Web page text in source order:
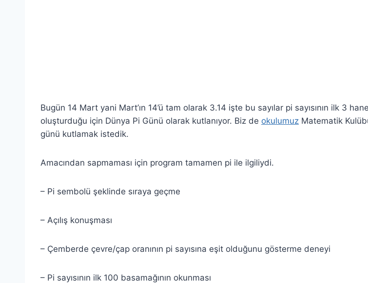
Bugün 14 Mart yani Mart’ın 14’ü tam olarak 3.14 işte bu sayılar pi sayısının ilk 3
oluşturduğu için Dünya Pi Günü olarak kutlanıyor. Biz de okulumuz Matematik
günü kutlamak istedik.
Amacından sapmaması için program tamamen pi ile ilgiliydi.
– Pi sembolü şeklinde sıraya geçme
– Açılış konuşması
– Çemberde çevre/çap oranının pi sayısına eşit olduğunu gösterme deneyi
– Pi sayısının ilk 100 basamağının okunması